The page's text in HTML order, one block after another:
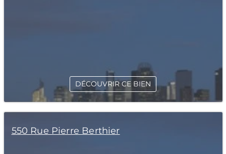
DÉCOUVRIR CE BIEN
550 Rue Pierre Berthier